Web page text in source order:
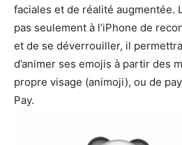
faciales et de réalité augmentée.
pas seulement à l’iPhone de
et de se déverrouiller, il
d’animer ses emojis à partir des
propre visage (animoji), ou de
Pay.